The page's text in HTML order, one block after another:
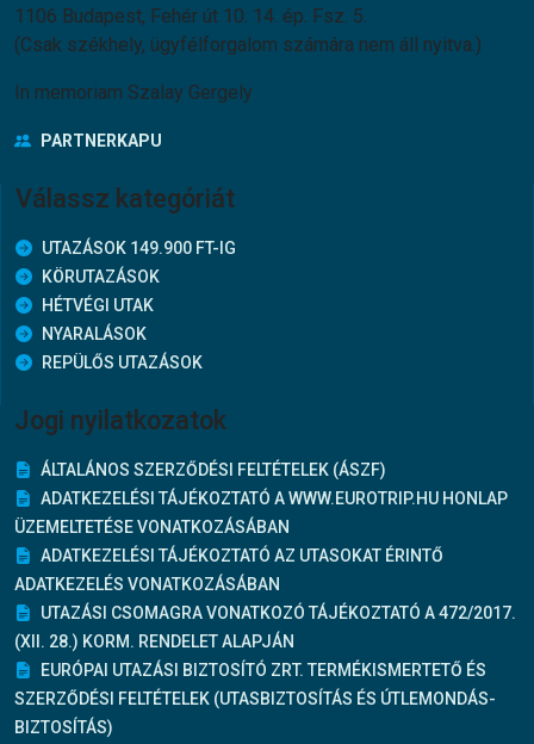
1106 Budapest, Fehér út 10. 14. ép. Fsz. 5.
(Csak székhely, ügyfélforgalom számára nem áll nyitva.)
In memoriam Szalay Gergely
PARTNERKAPU
Válassz kategóriát
UTAZÁSOK 149.900 FT-IG
KÖRUTAZÁSOK
HÉTVÉGI UTAK
NYARALÁSOK
REPÜLŐS UTAZÁSOK
Jogi nyilatkozatok
ÁLTALÁNOS SZERZŐDÉSI FELTÉTELEK (ÁSZF)
ADATKEZELÉSI TÁJÉKOZTATÓ A WWW.EUROTRIP.HU HONLAP
ÜZEMELTETÉSE VONATKOZÁSÁBAN
ADATKEZELÉSI TÁJÉKOZTATÓ AZ UTASOKAT ÉRINTŐ
ADATKEZELÉS VONATKOZÁSÁBAN
UTAZÁSI CSOMAGRA VONATKOZÓ TÁJÉKOZTATÓ A 472/2017.
(XII. 28.) KORM. RENDELET ALAPJÁN
EURÓPAI UTAZÁSI BIZTOSÍTÓ ZRT. TERMÉKISMERTETŐ ÉS
SZERZŐDÉSI FELTÉTELEK (UTASBIZTOSÍTÁS ÉS ÚTLEMONDÁS-
BIZTOSÍTÁS)